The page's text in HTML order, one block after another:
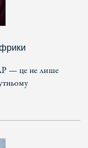
— це не лише